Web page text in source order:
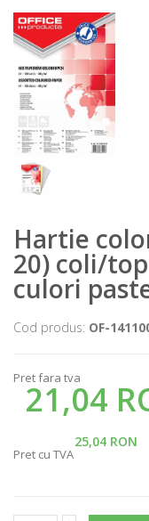
Hartie
20) coli/
culori
Cod produs: OF-
Pret fara tva
21,04
25,04 RON
Pret cu TVA